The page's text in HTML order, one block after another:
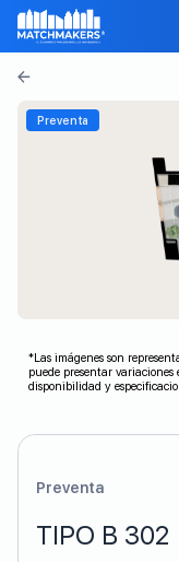
*Las imágenes son
puede presentar variaciones
disponibilidad y
Preventa
Preventa
TIPO B 302